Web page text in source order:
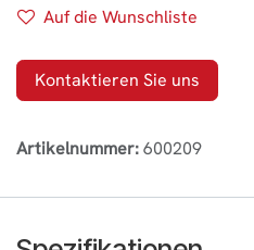
Auf die Wunschliste
Kontaktieren Sie uns
Artikelnummer:600209